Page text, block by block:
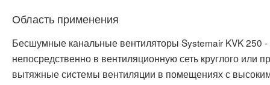
Область применения
Бесшумные канальные вентиляторы Systemair KVK 250
непосредственно в вентиляционную сеть круглого или
вытяжные системы вентиляции в помещениях с